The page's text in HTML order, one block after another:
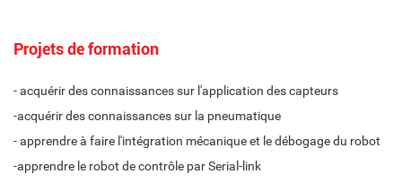
Projets de formation
- acquérir des connaissances sur l'application des capteurs
-acquérir des connaissances sur la pneumatique
- apprendre à faire l'intégration mécanique et le débogage du robot
-apprendre le robot de contrôle par Serial-link